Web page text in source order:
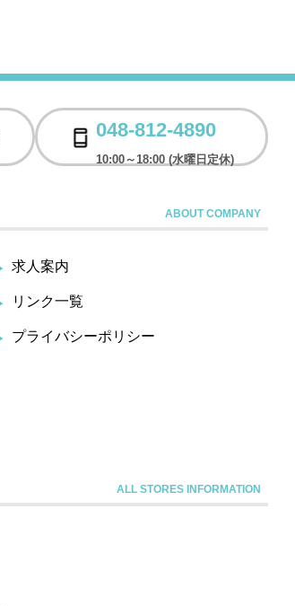
048-812-4890
10:00～18:00 (水曜日定休)
求人案内
リンク一覧
プライバシーポリシー